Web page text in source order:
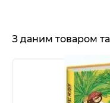
З даним товаром